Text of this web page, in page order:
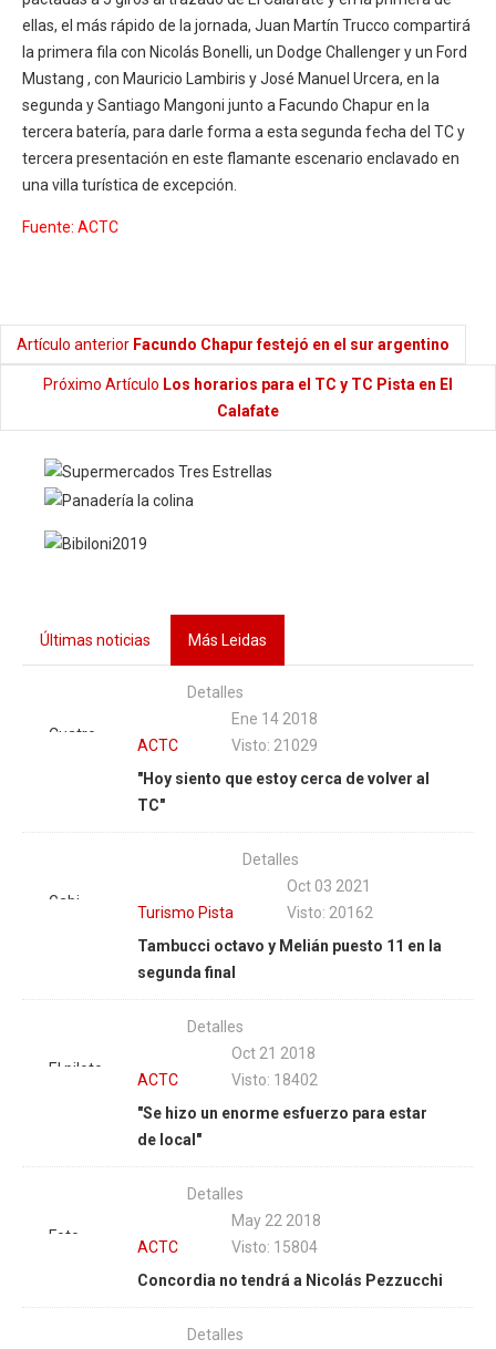
ellas, el más rápido de la jornada, Juan Martín Trucco compartirá
la primera fila con Nicolás Bonelli, un Dodge Challenger y un Ford
Mustang , con Mauricio Lambiris y José Manuel Urcera, en la
segunda y Santiago Mangoni junto a Facundo Chapur en la
tercera batería, para darle forma a esta segunda fecha del TC y
tercera presentación en este flamante escenario enclavado en
una villa turística de excepción.
Fuente: ACTC
Artículo anterior Facundo Chapur festejó en el sur argentino
Próximo Artículo Los horarios para el TC y TC Pista en El
Calafate
Últimas noticias Más Leidas
Cuatro
en el TC,
operativo
ACTC
Detalles
Ene 14 2018
Visto: 21029
"Hoy siento que estoy cerca de volver al
TC"
Gabi
entrerriano.
Turismo Pista
Detalles
Oct 03 2021
Visto: 20162
Tambucci octavo y Melián puesto 11 en la
segunda final
El piloto
Emiliozzi'.
Luján
ACTC
Detalles
Oct 21 2018
Visto: 18402
"Se hizo un enorme esfuerzo para estar
de local"
Foto
ACTC
Detalles
May 22 2018
Visto: 15804
Concordia no tendrá a Nicolás Pezzucchi
Detalles